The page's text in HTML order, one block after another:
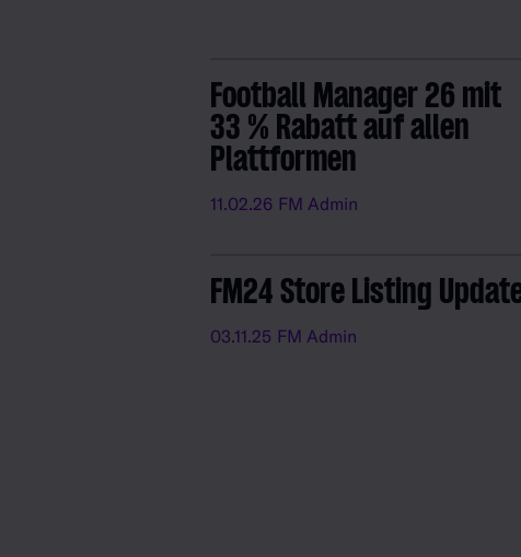
Football Manager 26 mit
33 % Rabatt auf allen
Plattformen
11.02.26 FM Admin
FM24 Store Listing
03.11.25 FM Admin